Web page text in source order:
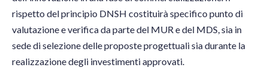
rispetto del principio DNSH costituirà specifico punto di
valutazione e verifica da parte del MUR e del MDS, sia in
sede di selezione delle proposte progettuali sia durante la
realizzazione degli investimenti approvati.